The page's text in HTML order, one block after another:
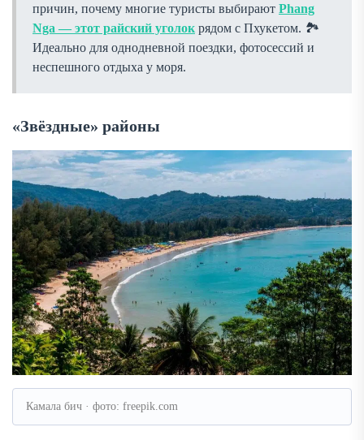
причин, почему многие туристы выбирают Phang
Nga — этот райский уголок рядом с Пхукетом. 🏞
Идеально для однодневной поездки, фотосессий и
неспешного отдыха у моря.
«Звёздные» районы
Камала бич · фото: freepik.com